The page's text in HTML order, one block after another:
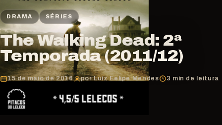
DRAMA SÉRIES
The Walking Dead: 2ª
Temporada (2011/12)
15 de maio de 2016 por Luiz Felipe Mendes 3 min de leitura